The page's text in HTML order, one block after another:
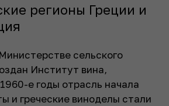
регионы Греции и
сельского
Институт вина,
е годы отрасль начала
и греческие виноделы стали